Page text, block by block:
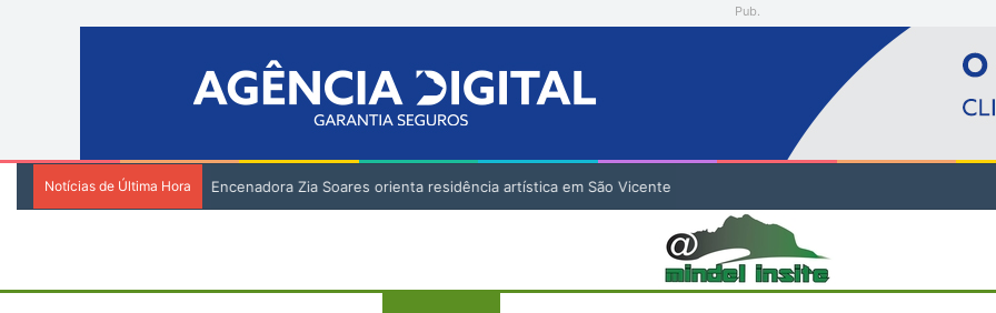
Pub.
Notícias de Última Hora Encenadora Zia Soares orienta residência artística em São Vicente